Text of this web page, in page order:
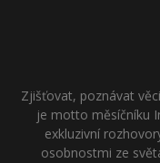
Zjišťovat, poznávat
je motto měsíčníku
exkluzivní
osobnostmi ze